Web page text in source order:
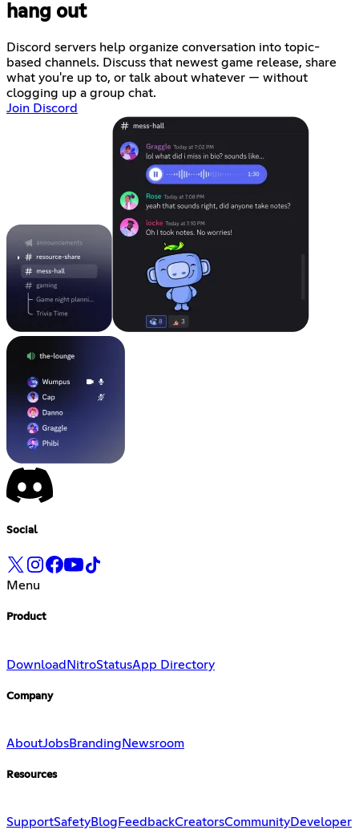
hang out
Discord servers help organize conversation into topic-
based channels. Discuss that newest game release, share
what you're up to, or talk about whatever — without
clogging up a group chat.
Join Discord
Social
Menu
Product
Download NitroStatusApp Directory
Company
AboutJobsBranding Newsroom
Resources
SupportSafetyBlog FeedbackCreatorsCommunityDeveloper